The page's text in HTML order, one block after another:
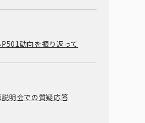
動向を振り返って
明会での質疑応答